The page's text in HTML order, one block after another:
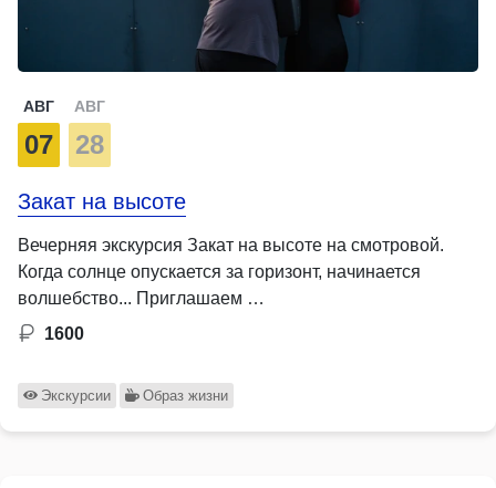
АВГ
07
АВГ
28
Закат на высоте
Вечерняя экскурсия Закат на высоте на смотровой.
Когда солнце опускается за горизонт, начинается
волшебство... Приглашаем …
1600
Экскурсии Образ жизни